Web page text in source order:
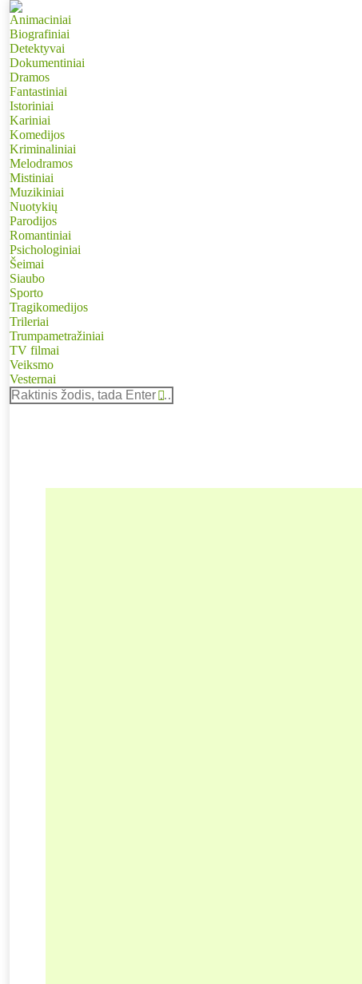
Animaciniai
Biografiniai
Detektyvai
Dokumentiniai
Dramos
Fantastiniai
Istoriniai
Kariniai
Komedijos
Kriminaliniai
Melodramos
Mistiniai
Muzikiniai
Nuotykių
Parodijos
Romantiniai
Psichologiniai
Šeimai
Siaubo
Sporto
Tragikomedijos
Trileriai
Trumpametražiniai
TV filmai
Veiksmo
Vesternai
Search: